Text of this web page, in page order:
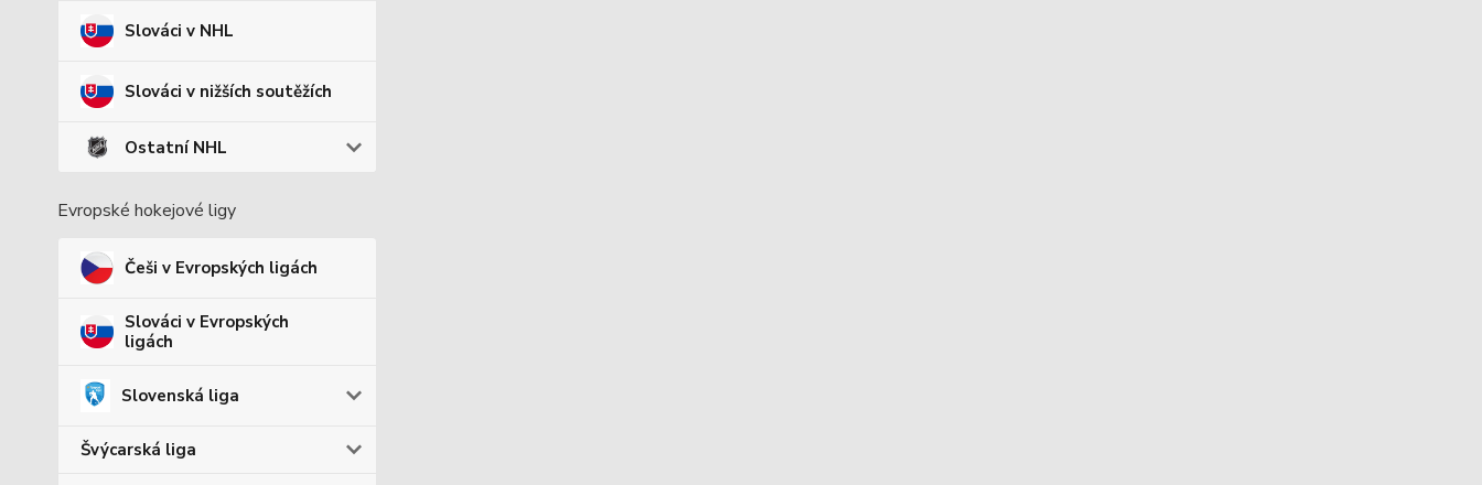
Slováci v NHL
Slováci v nižších soutěžích
Ostatní NHL
Evropské hokejové ligy
Češi v Evropských ligách
Slováci v Evropských
ligách
Slovenská liga
Švýcarská liga